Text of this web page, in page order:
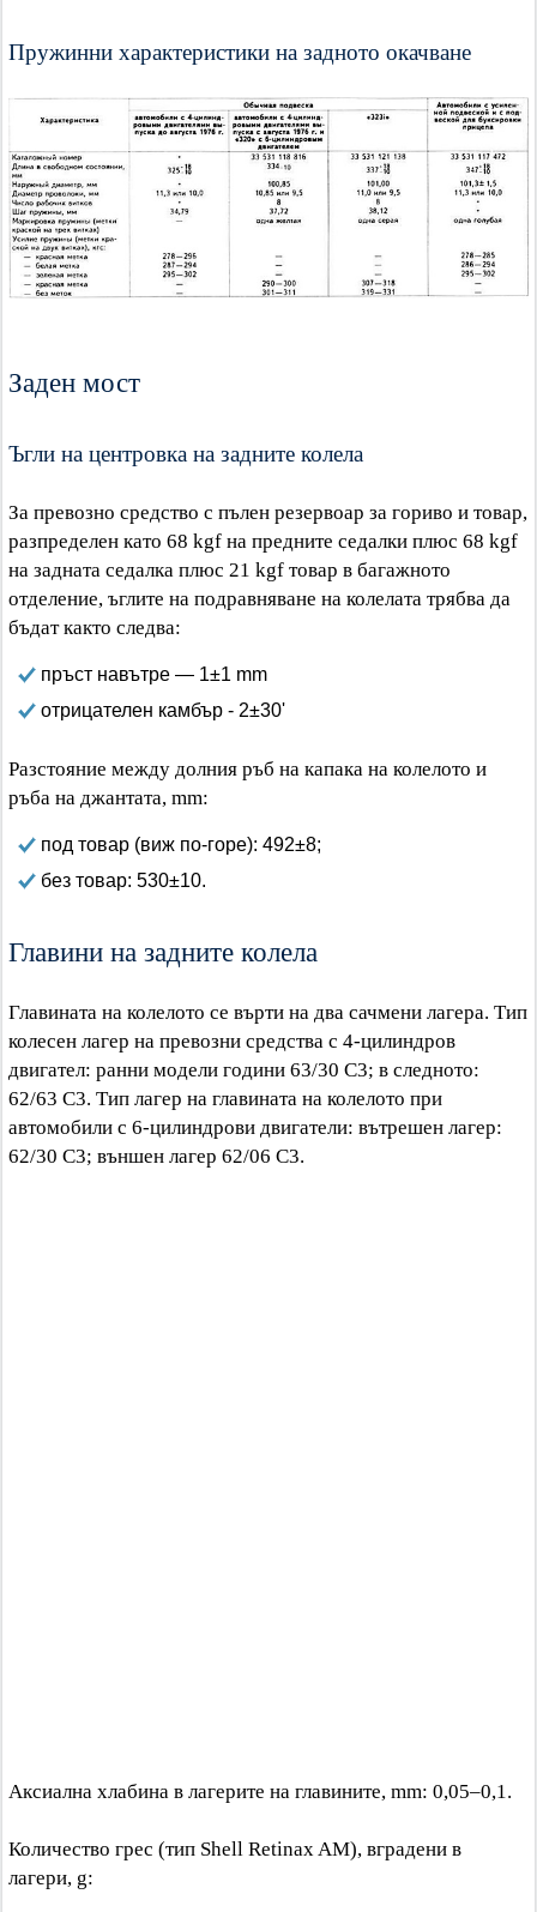
Пружинни характеристики на задното окачване
Заден мост
Ъгли на центровка на задните колела
За превозно средство с пълен резервоар за гориво и товар,
разпределен като 68 kgf на предните седалки плюс 68 kgf
на задната седалка плюс 21 kgf товар в багажното
отделение, ъглите на подравняване на колелата трябва да
бъдат както следва:
пръст навътре — 1±1 mm
отрицателен камбър - 2±30'
Разстояние между долния ръб на капака на колелото и
ръба на джантата, mm:
под товар (виж по-горе): 492±8;
без товар: 530±10.
Главини на задните колела
Главината на колелото се върти на два сачмени лагера. Тип
колесен лагер на превозни средства с 4-цилиндров
двигател: ранни модели години 63/30 C3; в следното:
62/63 C3. Тип лагер на главината на колелото при
автомобили с 6-цилиндрови двигатели: вътрешен лагер:
62/30 C3; външен лагер 62/06 C3.
Аксиална хлабина в лагерите на главините, mm: 0,05–0,1.
Количество грес (тип Shell Retinax AM), вградени в
лагери, g: